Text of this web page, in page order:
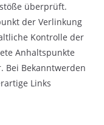
überprüft.
der Verlinkung
Kontrolle der
Anhaltspunkte
Bei Bekanntwerden
Links